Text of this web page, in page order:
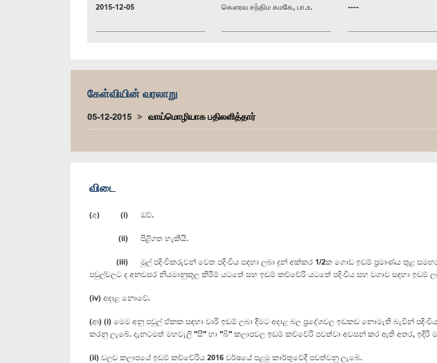
2015-12-05
கௌரவ சந்திம கமகே, பா.உ.
----
கேள்வியின் வரலாறு
05-12-2015 வாய்மொழியாக பதிலளித்தார்
விடை
(අ) (i) ඔව්.
(ii) පිළිගත හැකියි.
(iii) මුල් පදිංචිකරුවන් වෙත පදිංචිය සඳහා ලබා දුන් අක්කර 1/2ක ගොඩ ඉඩම් ප්‍රමාණය තුළ සමහර
පවුල්වලට ද අනවසර නියමානුකූල කිරීම් යටතේ සහ ඉඩම් කච්චේරි යටතේ පදිංචිය සහ වගාව සඳහා ඉඩම්
(iv) අදාළ නොවේ.
(ආ) (i) මෙම අනු පවුල් ඒකක සඳහා වාරි ඉඩම් ලබා දීමට අදාළ බල ප්‍රදේශවල ඉඩකඩ නොමැති බැවින්
කරනු ලැබේ. දැනටමත් මහවැලි "සී" හා "බී" කලාපවල ඉඩම් කච්චේරි පවත්වා අවසන් කර ඇති අතර, ඉදිරි
(ii) වලව කලාපයේ ඉඩම් කච්චේරිය 2016 වර්ෂයේ පළමු කාර්තුවේදී පවත්වනු ලැබේ.